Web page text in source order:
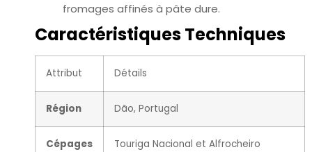
fromages affinés à pâte dure.
Caractéristiques Techniques
Attribut Détails
Région Dão, Portugal
Cépages Touriga Nacional et Alfrocheiro